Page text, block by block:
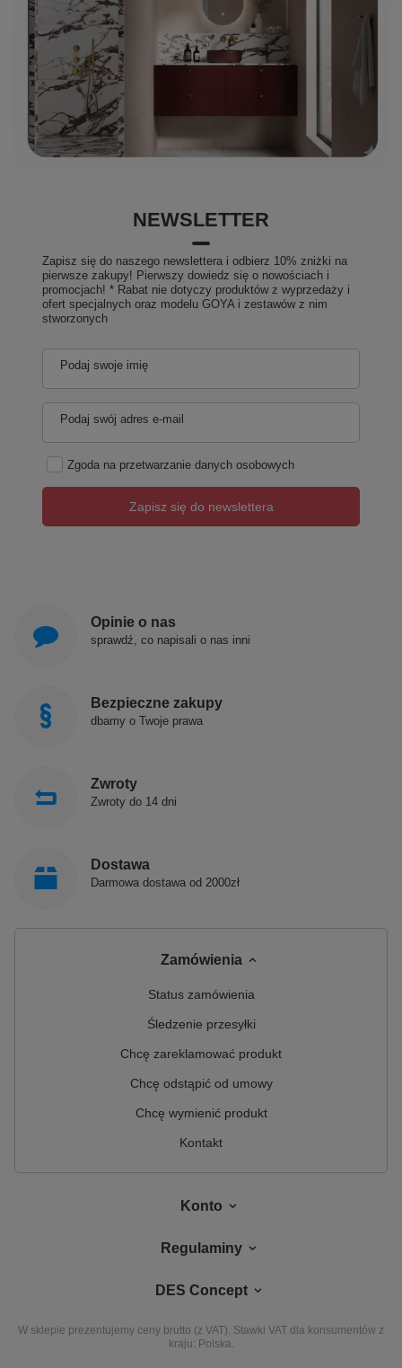
NEWSLETTER
Zapisz się do naszego newslettera i odbierz 10% zniżki na
pierwsze zakupy! Pierwszy dowiedz się o nowościach i
promocjach! * Rabat nie dotyczy produktów z wyprzedaży i
ofert specjalnych oraz modelu GOYA i zestawów z nim
stworzonych
Podaj swoje imię
Podaj swój adres e-mail
Zgoda na przetwarzanie danych osobowych
Zapisz się do newslettera
Opinie o nas
sprawdź, co napisali o nas inni
Bezpieczne zakupy
dbamy o Twoje prawa
Zwroty
Zwroty do 14 dni
Dostawa
Darmowa dostawa od 2000zł
Zamówienia
Status zamówienia
Śledzenie przesyłki
Chcę zareklamować produkt
Chcę odstąpić od umowy
Chcę wymienić produkt
Kontakt
Konto
Regulaminy
DES Concept
W sklepie prezentujemy ceny brutto (z VAT). Stawki VAT dla konsumentów z
kraju: Polska.